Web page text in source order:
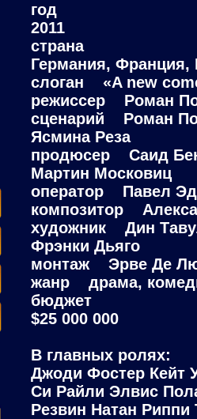
год
2011
страна
Германия,
слоган «A new
режиссер Роман
сценарий Роман
Ясмина Реза
продюсер Саид
Мартин Московиц
оператор Павел
композитор
художник Дин
Фрэнки Дьяго
монтаж Эрве Де
жанр драма,
бюджет
$25 000 000
В главных ролях:
Джоди Фостер Кейт
Си Райли Элвис
Резвин Натан